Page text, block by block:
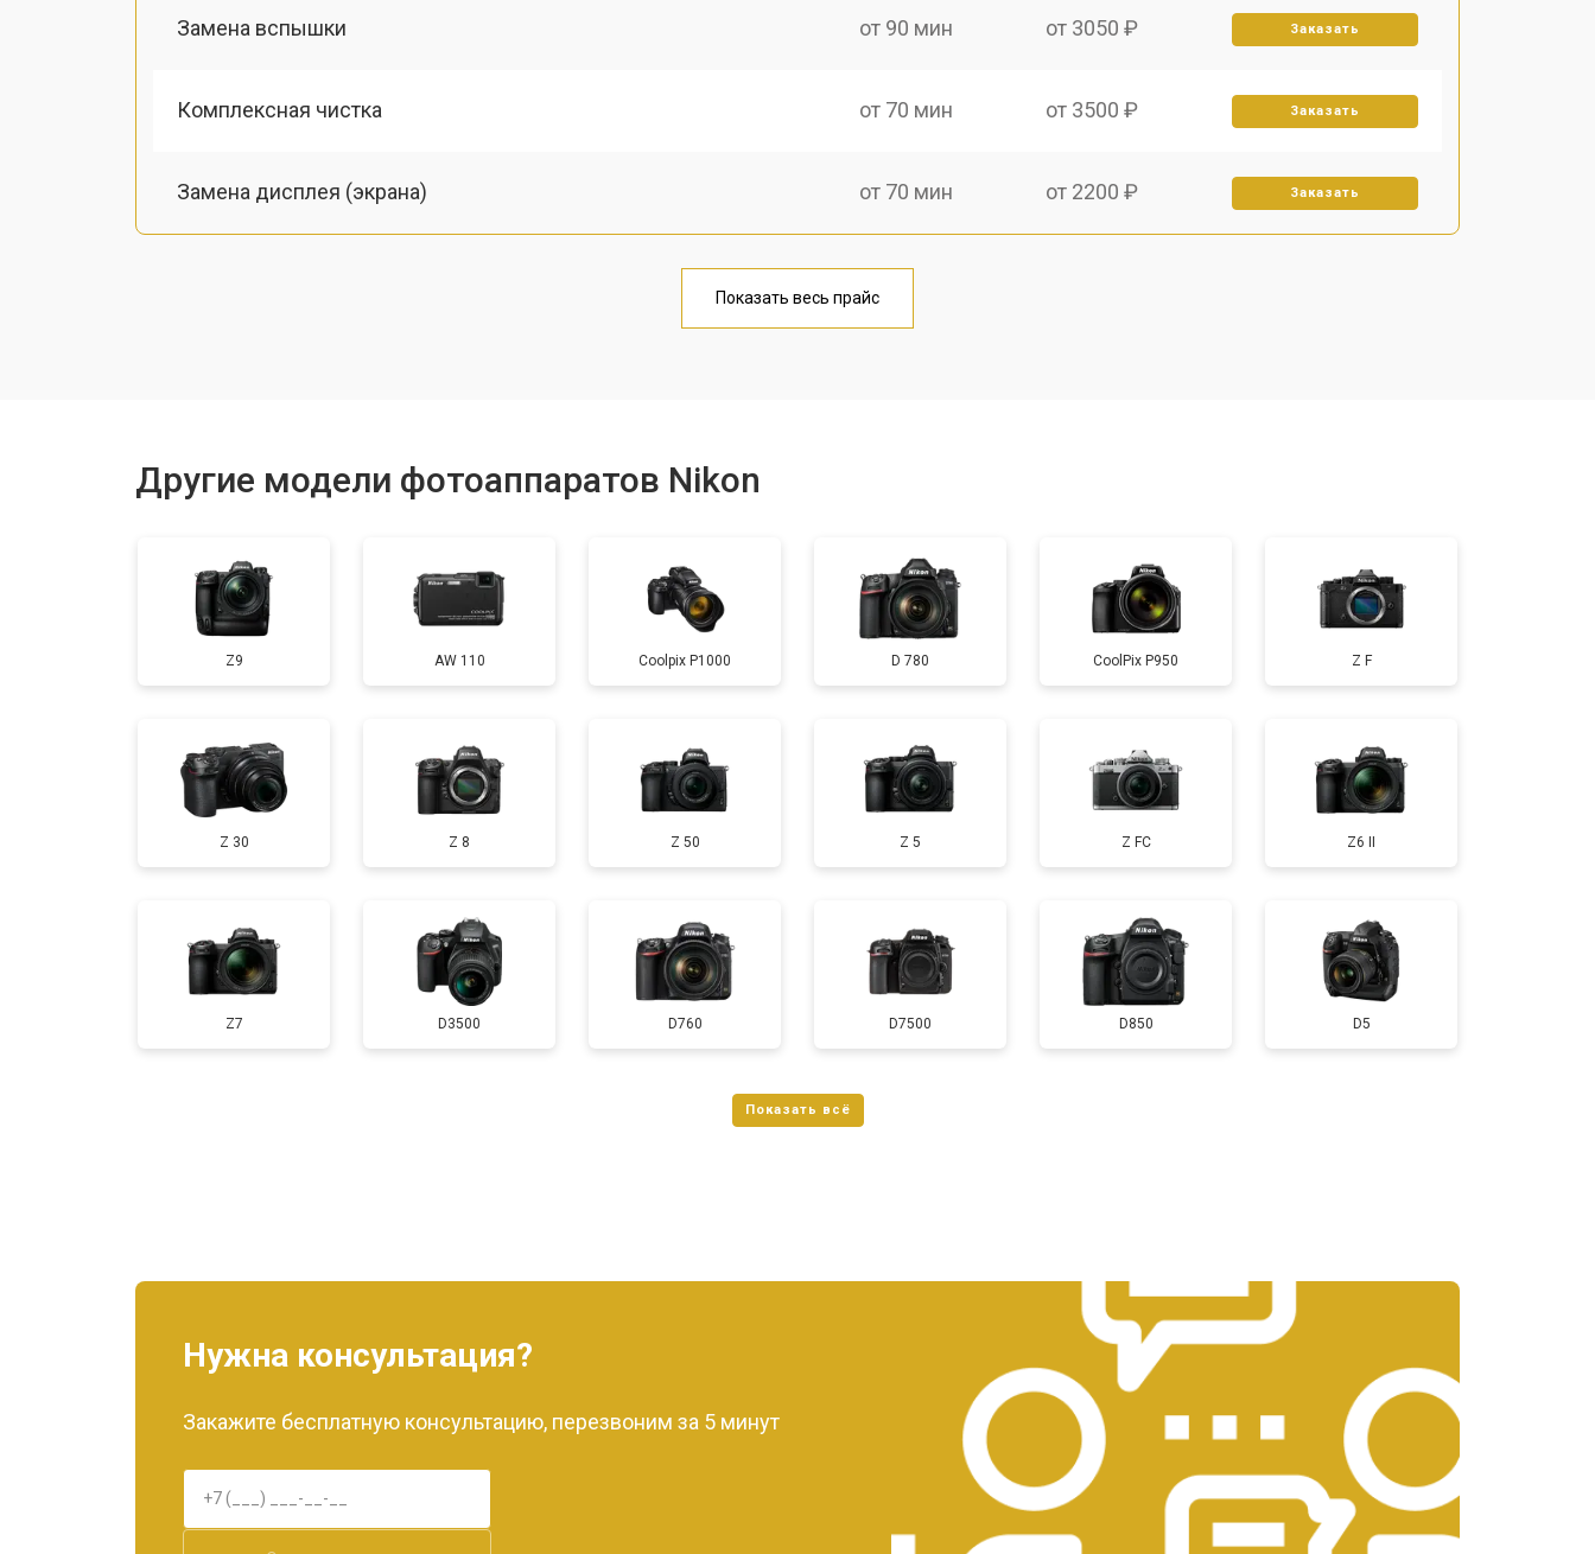
Замена вспышки от 90 мин от 3050 ₽ Заказать
Комплексная чистка от 70 мин от 3500 ₽ Заказать
Замена дисплея (экрана) от 70 мин от 2200 ₽ Заказать
от 60 мин
Замена CCD/CMOS матрицы от 120 мин от 4300 ₽ Заказать
Ремонт материнской платы от 60 мин от 3300 ₽ Заказать
Чистка матрицы от 90 мин от 3100 ₽ Заказать
Показать весь прайс
Другие модели фотоаппаратов Nikon
Z9 AW 110 Coolpix P1000 D 780 CoolPix P950 Z F
Z 30 Z 8 Z 50 Z 5 Z FC Z6 II
Z7 D3500 D760 D7500 D850 D5
Нужна консультация?
Закажите бесплатную консультацию, перезвоним за 5 минут